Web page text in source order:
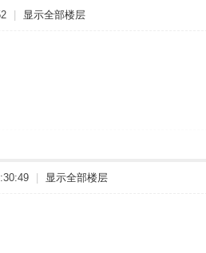
显示全部楼层
显示全部楼层